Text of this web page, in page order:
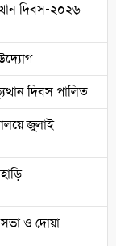
দিবস-২০২৬
দিবস পালিত
জুলাই
ও দোয়া